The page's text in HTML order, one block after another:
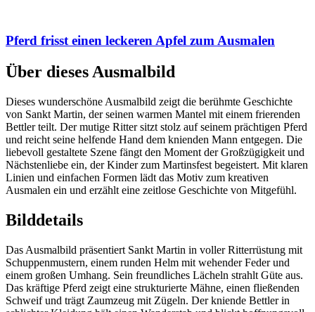
Pferd frisst einen leckeren Apfel zum Ausmalen
Über dieses Ausmalbild
Dieses wunderschöne Ausmalbild zeigt die berühmte Geschichte
von Sankt Martin, der seinen warmen Mantel mit einem frierenden
Bettler teilt. Der mutige Ritter sitzt stolz auf seinem prächtigen Pferd
und reicht seine helfende Hand dem knienden Mann entgegen. Die
liebevoll gestaltete Szene fängt den Moment der Großzügigkeit und
Nächstenliebe ein, der Kinder zum Martinsfest begeistert. Mit klaren
Linien und einfachen Formen lädt das Motiv zum kreativen
Ausmalen ein und erzählt eine zeitlose Geschichte von Mitgefühl.
Bilddetails
Das Ausmalbild präsentiert Sankt Martin in voller Ritterrüstung mit
Schuppenmustern, einem runden Helm mit wehender Feder und
einem großen Umhang. Sein freundliches Lächeln strahlt Güte aus.
Das kräftige Pferd zeigt eine strukturierte Mähne, einen fließenden
Schweif und trägt Zaumzeug mit Zügeln. Der kniende Bettler in